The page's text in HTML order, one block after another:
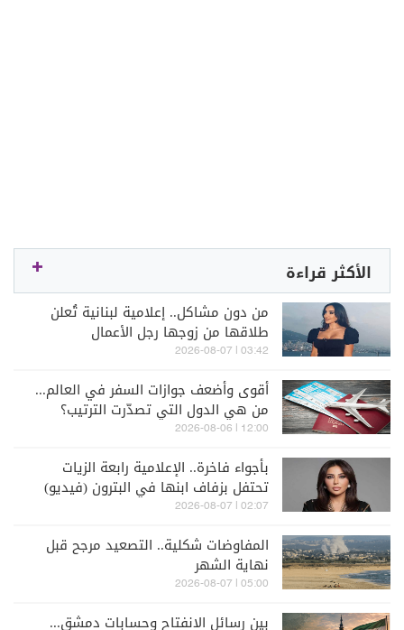
الأكثر قراءة
من دون مشاكل.. إعلامية لبنانية تُعلن
طلاقها من زوجها رجل الأعمال
03:42 | 2026-08-07
أقوى وأضعف جوازات السفر في العالم...
من هي الدول التي تصدّرت الترتيب؟
12:00 | 2026-08-06
بأجواء فاخرة.. الإعلامية رابعة الزيات
تحتفل بزفاف ابنها في البترون (فيديو)
02:07 | 2026-08-07
المفاوضات شكلية.. التصعيد مرجح قبل
نهاية الشهر
05:00 | 2026-08-07
بين رسائل الانفتاح وحسابات دمشق...